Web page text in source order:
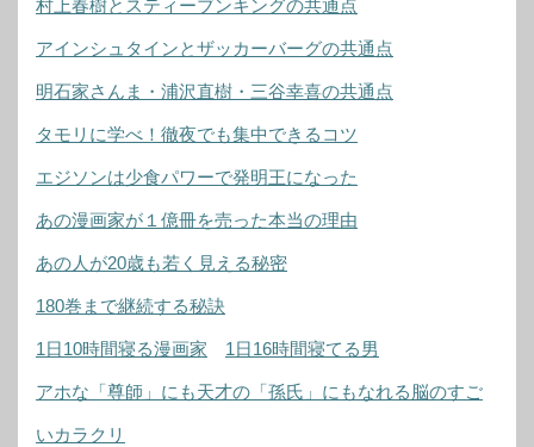
村上春樹とスティーブンキングの共通点
アインシュタインとザッカーバーグの共通点
明石家さんま・浦沢直樹・三谷幸喜の共通点
タモリに学べ！徹夜でも集中できるコツ
エジソンは少食パワーで発明王になった
あの漫画家が１億冊を売った本当の理由
あの人が20歳も若く見える秘密
180巻まで継続する秘訣
1日10時間寝る漫画家 1日16時間寝てる男
アホな「尊師」にも天才の「孫氏」にもなれる脳のすご
いカラクリ